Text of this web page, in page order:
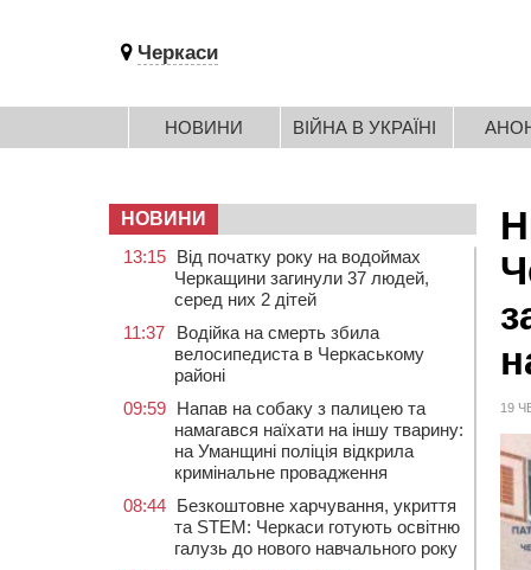
Черкаси
НОВИНИ ВІЙНА В УКРАЇНІ
19
НОВИНИ
13:15 Від початку року на водоймах
Черкащини загинули 37 людей,
серед них 2 дітей
11:37
Водійка на смерть збила
велосипедиста в Черкаському
районі
09:59 Напав на собаку з палицею та
намагався наїхати на іншу тварину:
на Уманщині поліція відкрила
кримінальне провадження
08:44 Безкоштовне харчування, укриття
та STEM: Черкаси готують освітню
галузь до нового навчального року